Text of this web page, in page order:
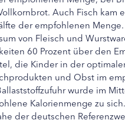
Auch Fisch kam
der empfohlenen
von Fleisch und
60 Prozent über den
die Kinder in der
und Obst im
wurde im
Kalorienmenge zu
der deutschen